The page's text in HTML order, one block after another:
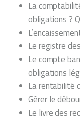
La
obligations ?
Le registre
Le compte
obligations
La rentabilité
Gérer le
Le livre des